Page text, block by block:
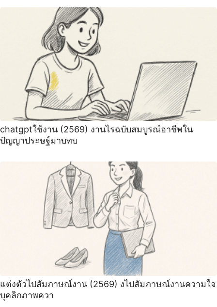
chatgptใช้งาน (2569) งานไรฉบับสมบูรณ์อาชีพใน
ปัญญาประษฐ์มาบทบ
แต่งตัวไปสัมภาษณ์งาน (2569) งไปสัมภาษณ์งานความใจ
บุคลิกภาพควา